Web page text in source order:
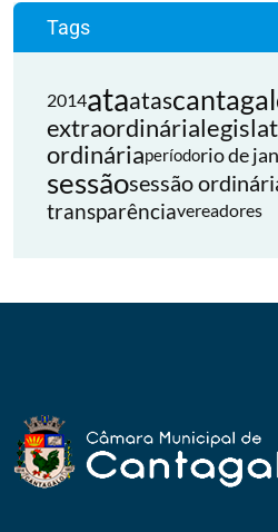
Tags
2014ataatas
extraordinária
ordináriaperíodorio de
sessãosessão
transparênciavereadores